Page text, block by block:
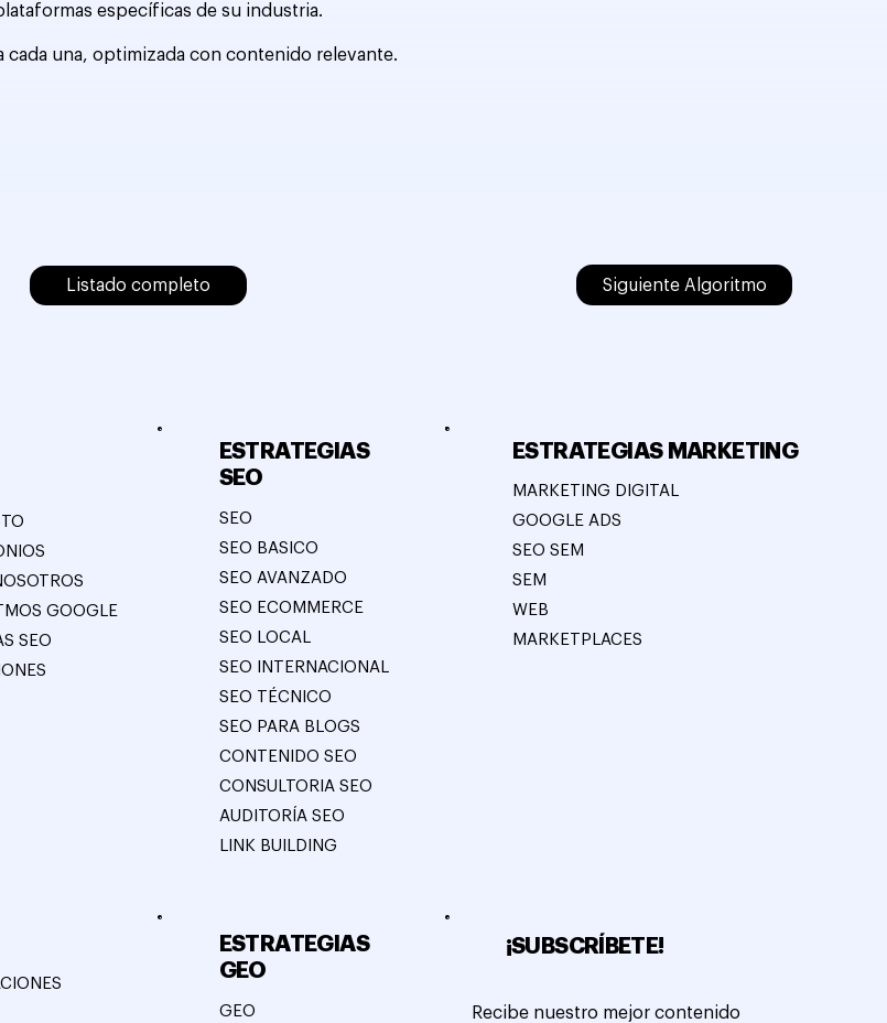
Listado completo Siguiente Algoritmo
específicas de su industria.
una, optimizada con contenido relevante.
GOOGLE
SEO
¡SUBSCRÍBETE!
Recibe nuestro mejor contenido
ESTRATEGIAS
SEO
SEO
SEO BASICO
SEO AVANZADO
SEO ECOMMERCE
SEO LOCAL
SEO INTERNACIONAL
SEO TÉCNICO
SEO PARA BLOGS
CONTENIDO SEO
CONSULTORIA SEO
AUDITORÍA SEO
LINK BUILDING
ESTRATEGIAS
GEO
GEO
ESTRATEGIAS MARKETING
MARKETING DIGITAL
GOOGLE ADS
SEO SEM
SEM
WEB
MARKETPLACES